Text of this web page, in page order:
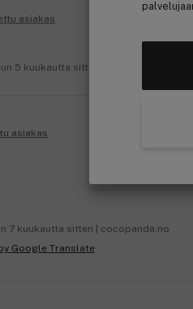
asiakas
5 kuukautta sitten
asiakas
7 kuukautta sitten | cocopanda.no